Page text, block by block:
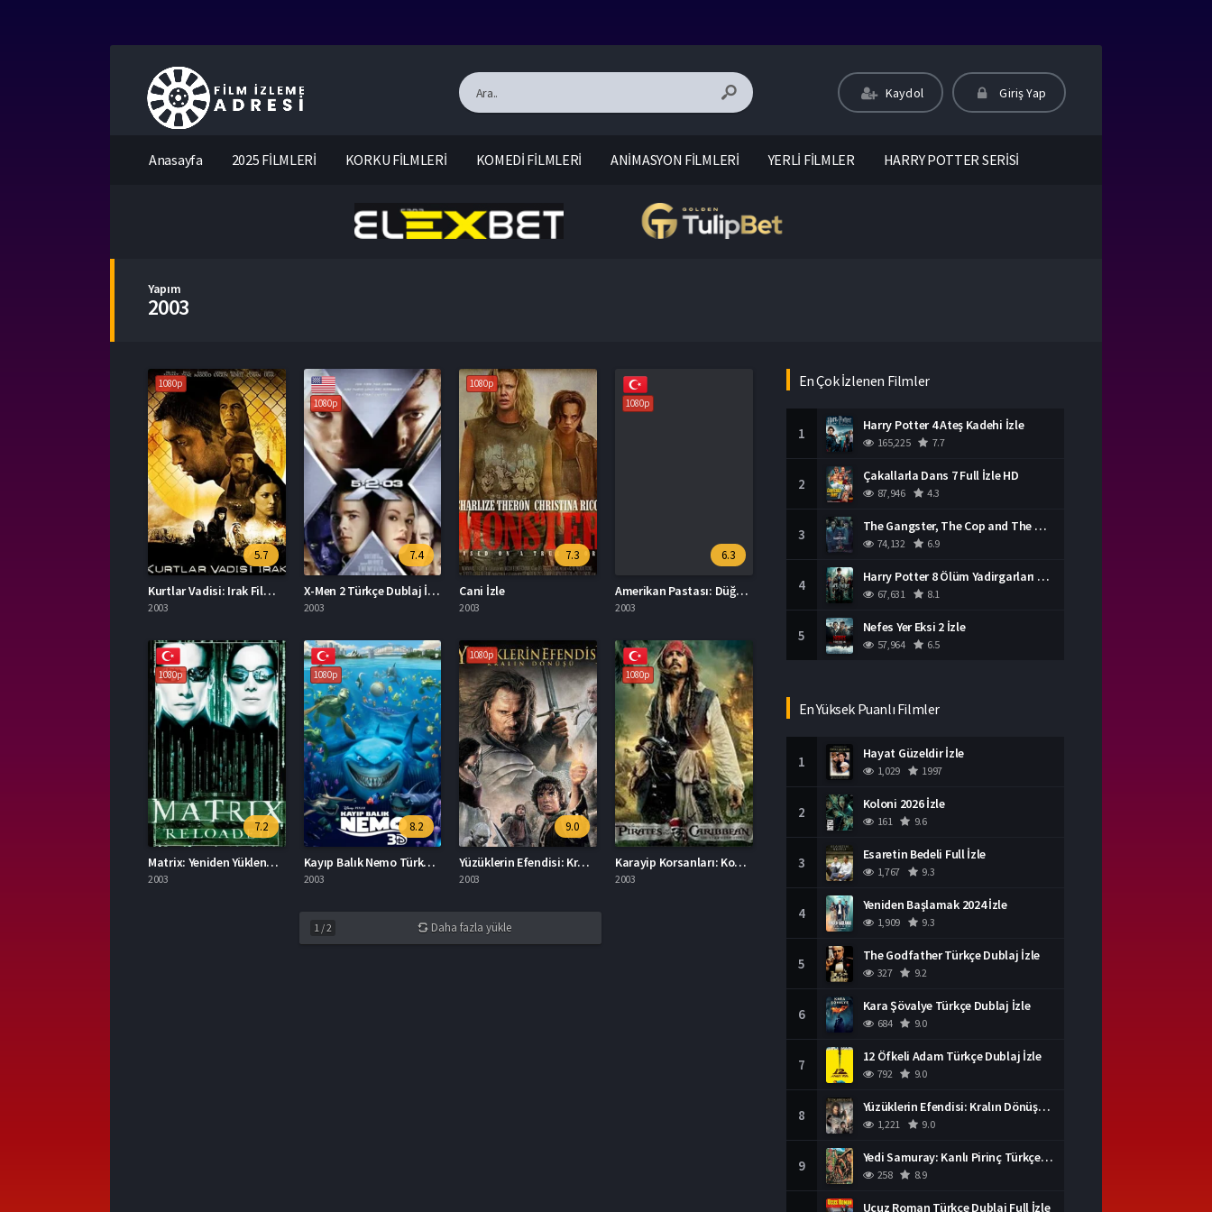
Kaydol Giriş Yap
Anasayfa 2025 FİLMLERİ KORKU FİLMLERİ KOMEDİ FİLMLERİ ANİMASYON FİLMLERİ YERLİ FİLMLER HARRY POTTER SERİSİ
Yapım
2003
1080p
5.7
Kurtlar Vadisi: Irak Filmi İzle
2003
1080p
7.4
X-Men 2 Türkçe Dublaj İzle
2003
1080p
7.3
Cani İzle
2003
1080p
6.3
Amerikan Pastası: Düğün Türkçe Dublaj İzle
2003
1080p
7.2
Matrix: Yeniden Yüklendi Full İzle
2003
1080p
8.2
Kayıp Balık Nemo Türkçe Dublaj İzle
2003
1080p
9.0
Yüzüklerin Efendisi: Kralın Dönüşü İzle
2003
1080p
Karayip Korsanları: Kod Hikayeleri: Evlilik İzle
2003
1 /2 Daha fazla yükle
En Çok İzlenen Filmler
1 Harry Potter 4 Ateş Kadehi İzle
165,225 7.7
2 Çakallarla Dans 7 Full İzle HD
87,946 4.3
3 The Gangster, The Cop and The Devil Türkçe Dublaj İzle
74,132 6.9
4 Harry Potter 8 Ölüm Yadirgarları Bölüm 2 İzle
67,631 8.1
5 Nefes Yer Eksi 2 İzle
57,964 6.5
En Yüksek Puanlı Filmler
1 Hayat Güzeldir İzle
1,029 1997
2 Koloni 2026 İzle
161 9.6
3 Esaretin Bedeli Full İzle
1,767 9.3
4 Yeniden Başlamak 2024 İzle
1,909 9.3
5 The Godfather Türkçe Dublaj İzle
327 9.2
6 Kara Şövalye Türkçe Dublaj İzle
684 9.0
7 12 Öfkeli Adam Türkçe Dublaj İzle
792 9.0
8 Yüzüklerin Efendisi: Kralın Dönüşü İzle
1,221 9.0
9 Yedi Samuray: Kanlı Pirinç Türkçe Dublaj İzle
258 8.9
Ucuz Roman Türkçe Dublaj Full İzle